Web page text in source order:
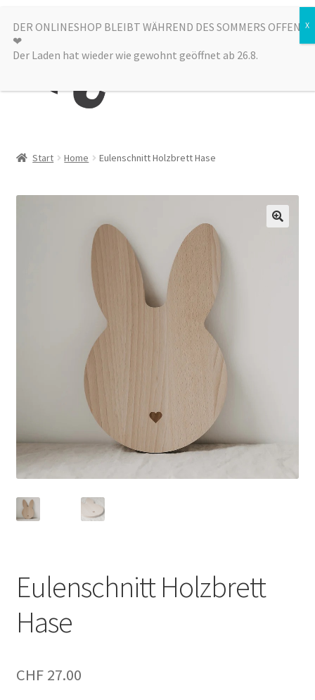
Zur
Navigation
springen
Zum
Inhalt
springen
Menü
Start Home Eulenschnitt Holzbrett Hase
Eulenschnitt Holzbrett
Hase
CHF27.00
DER ONLINESHOP BLEIBT WÄHREND DES SOMMERS OFFEN
❤︎
Der Laden hat wieder wie gewohnt geöffnet ab 26.8.